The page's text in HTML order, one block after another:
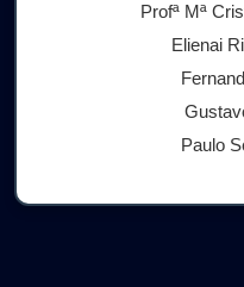
Profª Mª
Elienai
Paulo